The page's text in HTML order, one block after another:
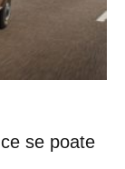
se poate